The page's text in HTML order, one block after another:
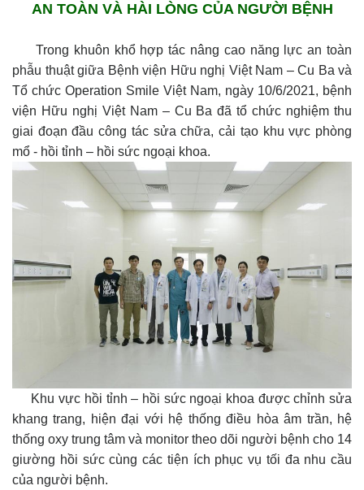
AN TOÀN VÀ HÀI LÒNG CỦA NGƯỜI BỆNH
Trong khuôn khổ hợp tác nâng cao năng lực an toàn
phẫu thuật giữa Bệnh viện Hữu nghị Việt Nam – Cu Ba và
Tổ chức Operation Smile Việt Nam, ngày 10/6/2021, bệnh
viện Hữu nghị Việt Nam – Cu Ba đã tổ chức nghiệm thu
giai đoạn đầu công tác sửa chữa, cải tạo khu vực phòng
mổ - hồi tỉnh – hồi sức ngoại khoa.
Khu vực hồi tỉnh – hồi sức ngoại khoa được chỉnh sửa
khang trang, hiện đại với hệ thống điều hòa âm trần, hệ
thống oxy trung tâm và monitor theo dõi người bệnh cho 14
giường hồi sức cùng các tiện ích phục vụ tối đa nhu cầu
của người bệnh.